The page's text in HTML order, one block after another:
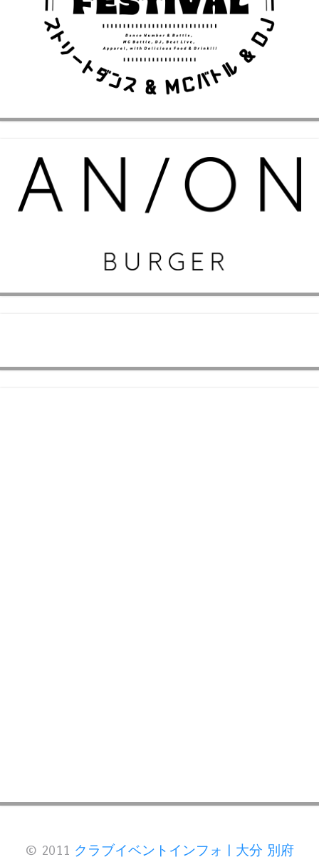
© 2011 クラブイベントインフォ | 大分 別府